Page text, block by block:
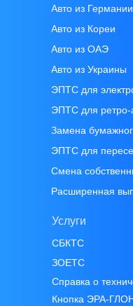
Услуги
СБКТС
ЗОЕТС
Справка о
Кнопка ЭРА-
Авто из
Авто из Кореи
Авто из ОАЭ
Авто из Украины
ЭПТС для
ЭПТС для ретро-
Замена
ЭПТС для
Смена
Расширенная